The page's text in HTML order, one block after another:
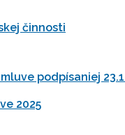
činnosti
podpísaniej
2025